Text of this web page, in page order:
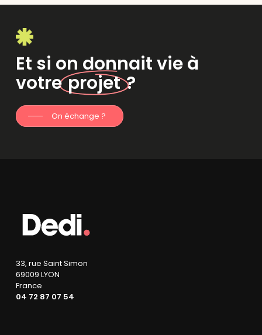
Et si on donnait vie à
votreprojet?
On échange ?
33, rue Saint Simon
69009 LYON
France
04 72 87 07 54